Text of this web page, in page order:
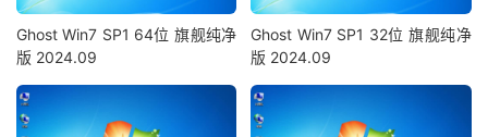
Ghost Win7 SP1 64位 旗舰纯净
版 2024.09
Ghost Win7 SP1 32位 旗舰纯净
版 2024.09